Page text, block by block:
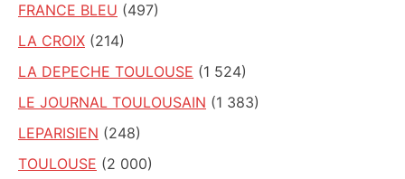
FRANCE BLEU (497)
LA CROIX (214)
LA DEPECHE TOULOUSE (1 524)
LE JOURNAL TOULOUSAIN (1 383)
LEPARISIEN (248)
TOULOUSE (2 000)